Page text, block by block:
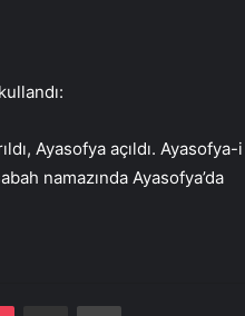
Ayasofya açıldı. Ayasofya-i
namazında Ayasofya’da
Pocket E-Posta ile paylaş Yazdır